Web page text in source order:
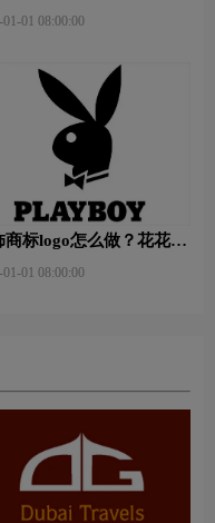
计
01-01 08:00:00
商标logo怎么做？花花公
01-01 08:00:00